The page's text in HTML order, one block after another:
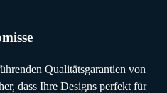
Qualitätsgarantien von
dass Ihre Designs perfekt für